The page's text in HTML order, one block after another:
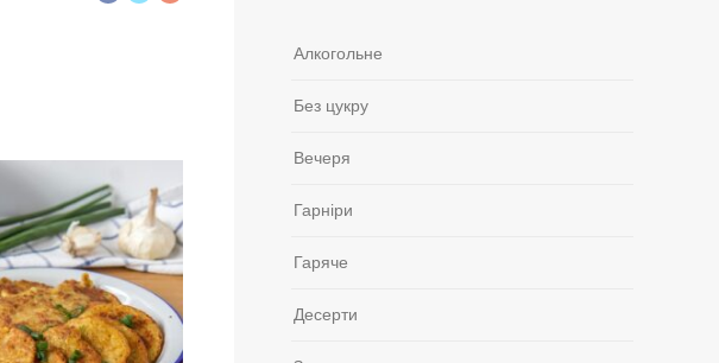
Алкогольне
Без цукру
Вечеря
Гарніри
Гаряче
Десерти